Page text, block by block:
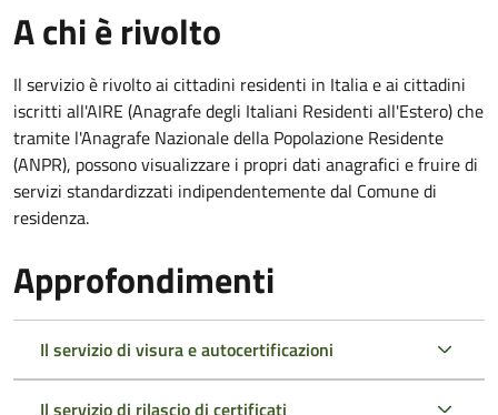
A chi è rivolto
Il servizio è rivolto ai cittadini residenti in Italia e ai cittadini
iscritti all'AIRE (Anagrafe degli Italiani Residenti all'Estero) che
tramite l'Anagrafe Nazionale della Popolazione Residente
(ANPR), possono visualizzare i propri dati anagrafici e fruire di
servizi standardizzati indipendentemente dal Comune di
residenza.
Approfondimenti
Il servizio di visura e autocertificazioni
Il servizio di rilascio di certificati